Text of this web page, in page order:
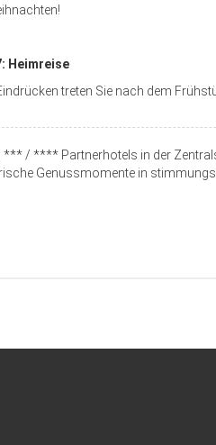
Heimreise
treten Sie nach dem
*** / **** Partnerhotels in der
Genussmomente in